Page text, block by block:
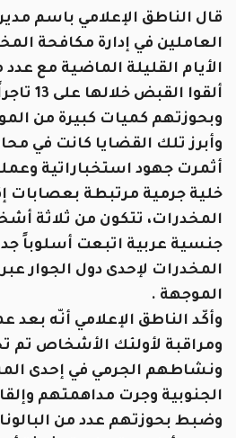
قال الناطق الإعلامي باسم
العاملين في إدارة مكافحة
الأيام القليلة الماضية مع
ألقوا
وبحوزتهم كميات كبيرة من
وأبرز تلك القضايا كانت في
أثمرت جهود استخباراتية
خلية جرمية مرتبطة بعصابات
المخدرات، تتكون من ثلاثة
جنسية عربية اتبعت أسلوباً
المخدرات لإحدى دول الجوار
الموجهة .
وأكّد الناطق الإعلامي أنّه بعد
ومراقبة لأولئك الأشخاص تم
ونشاطهم الجرمي في إحدى
الجنوبية وجرت مداهمتهم
وضبط بحوزتهم عدد من